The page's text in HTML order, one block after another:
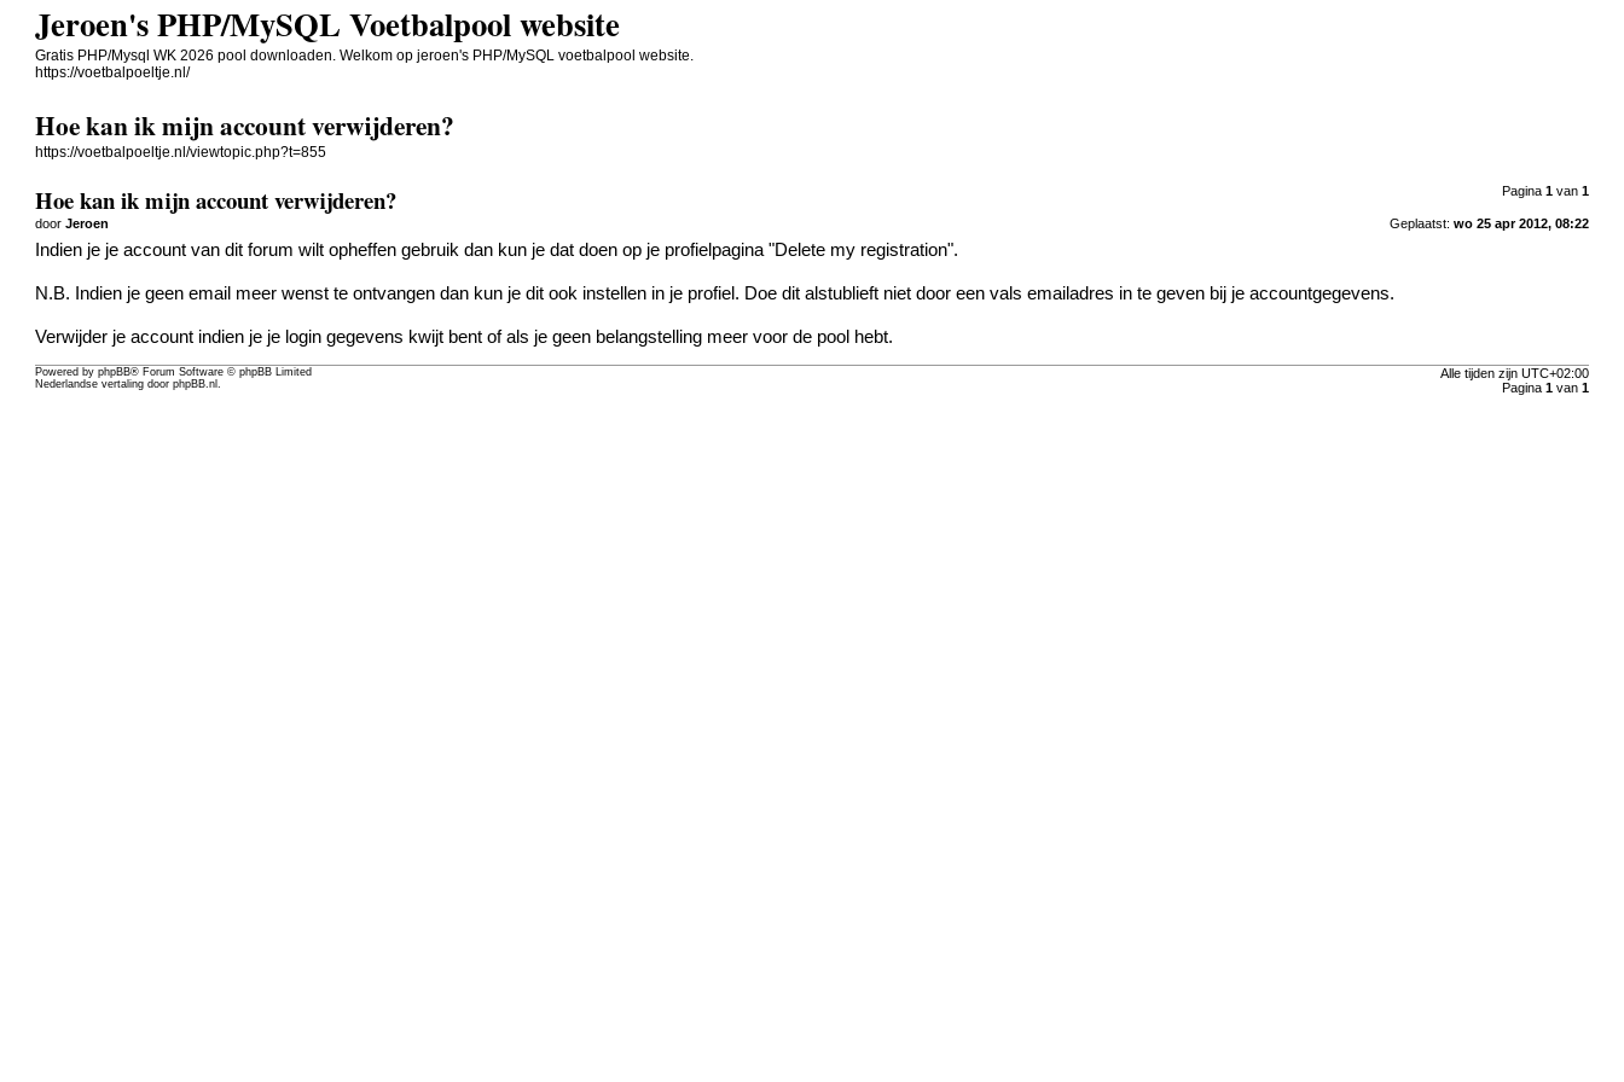
Jeroen's PHP/MySQL Voetbalpool website
Gratis PHP/Mysql WK 2026 pool downloaden. Welkom op jeroen's PHP/MySQL voetbalpool website.
https://voetbalpoeltje.nl/
Hoe kan ik mijn account verwijderen?
https://voetbalpoeltje.nl/viewtopic.php?t=855
Pagina 1van 1
Hoe kan ik mijn account verwijderen?
Geplaatst: wo 25 apr 2012, 08:22
doorJeroen
Indien je je account van dit forum wilt opheffen gebruik dan kun je dat doen op je profielpagina "Delete my registration".
N.B. Indien je geen email meer wenst te ontvangen dan kun je dit ook instellen in je profiel. Doe dit alstublieft niet door een vals emailadres in te geven bij je accountgegevens.
Verwijder je account indien je je login gegevens kwijt bent of als je geen belangstelling meer voor de pool hebt.
Alle tijden zijn UTC+02:00
Pagina 1van 1
Powered byphpBB® Forum Software © phpBB Limited
Nederlandse vertaling doorphpBB.nl.